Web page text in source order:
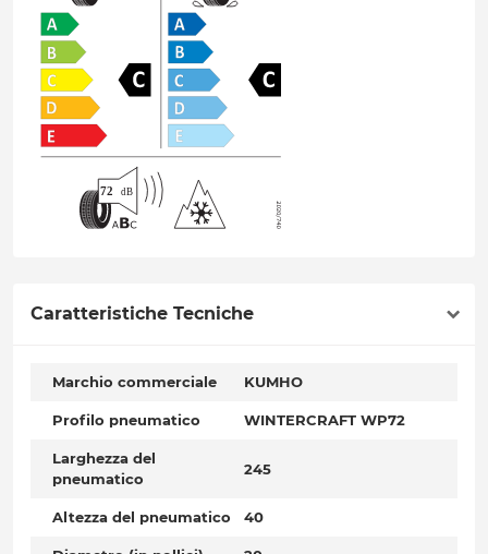
Caratteristiche Tecniche
Marchio commerciale KUMHO
Profilo pneumatico WINTERCRAFT WP72
Larghezza del
pneumatico
245
Altezza del pneumatico 40